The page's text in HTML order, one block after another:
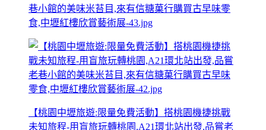
巷小館的美味米苔目,來有信糖菓行購買古早味零
食,中壢紅樓欣賞藝術展-43.jpg
【桃園中壢旅遊:限量免費活動】搭桃園機捷挑戰
未知旅程-用盲旅玩轉桃園,A21環北站出發,品嘗老